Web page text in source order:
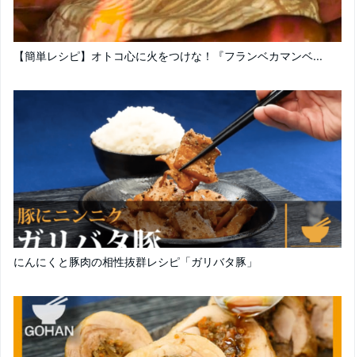
【簡単レシピ】オトコ心に火をつけな！『フランベカマンベ...
にんにくと豚肉の相性抜群レシピ「ガリバタ豚」